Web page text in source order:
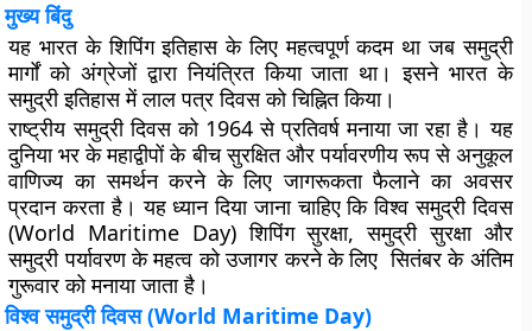
मुख्य बिंदु
यह भारत के शिपिंग इतिहास के लिए महत्वपूर्ण कदम था जब समुद्री
मार्गों को अंग्रेजों द्वारा नियंत्रित किया जाता था। इसने भारत के
समुद्री इतिहास में लाल पत्र दिवस को चिह्नित किया।
राष्ट्रीय समुद्री दिवस को 1964 से प्रतिवर्ष मनाया जा रहा है। यह
दुनिया भर के महाद्वीपों के बीच सुरक्षित और पर्यावरणीय रूप से अनुकूल
वाणिज्य का समर्थन करने के लिए जागरूकता फैलाने का अवसर
प्रदान करता है। यह ध्यान दिया जाना चाहिए कि विश्व समुद्री दिवस
(World Maritime Day) शिपिंग सुरक्षा, समुद्री सुरक्षा और
समुद्री पर्यावरण के महत्व को उजागर करने के लिए सितंबर के अंतिम
गुरूवार को मनाया जाता है।
विश्व समुद्री दिवस (World Maritime Day)